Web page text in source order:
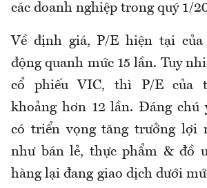
các doanh nghiệp trong quý 1/
Về định giá, P/E hiện tại của
động quanh mức 15 lần. Tuy
cổ phiếu VIC, thì P/E của
khoảng hơn 12 lần. Đáng chú
có triển vọng tăng trưởng lợi
như bán lẻ, thực phẩm & đồ
hàng lại đang giao dịch dưới